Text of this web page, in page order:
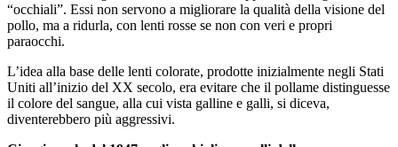
“occhiali”. Essi non servono a migliorare la qualità della visione del
pollo, ma a ridurla, con lenti rosse se non con veri e propri
paraocchi.
L’idea alla base delle lenti colorate, prodotte inizialmente negli Stati
Uniti all’inizio del XX secolo, era evitare che il pollame distinguesse
il colore del sangue, alla cui vista galline e galli, si diceva,
diventerebbero più aggressivi.